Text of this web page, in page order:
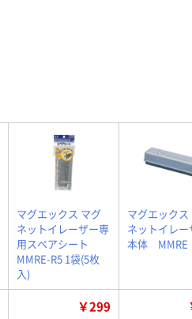
マグエックス マグ
ネットイレーザー専
用スペアシート
MMRE-R5 1袋(5枚
入)
マグエック
ネットイレ
本体 MMRE
￥299